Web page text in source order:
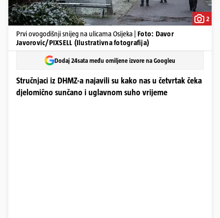
2
Prvi ovogodišnji snijeg na ulicama Osijeka | Foto: Davor
Javorovic/PIXSELL (Ilustrativna fotografija)
Dodaj 24sata među omiljene izvore na Googleu
Stručnjaci iz DHMZ-a najavili su kako nas u četvrtak čeka
djelomično sunčano i uglavnom suho vrijeme